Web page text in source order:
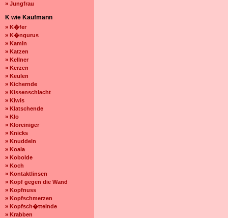
» Jungfrau
K wie Kaufmann
» K�fer
» K�ngurus
» Kamin
» Katzen
» Kellner
» Kerzen
» Keulen
» Kichernde
» Kissenschlacht
» Kiwis
» Klatschende
» Klo
» Kloreiniger
» Knicks
» Knuddeln
» Koala
» Kobolde
» Koch
» Kontaktlinsen
» Kopf gegen die Wand
» Kopfnuss
» Kopfschmerzen
» Kopfsch�ttelnde
» Krabben